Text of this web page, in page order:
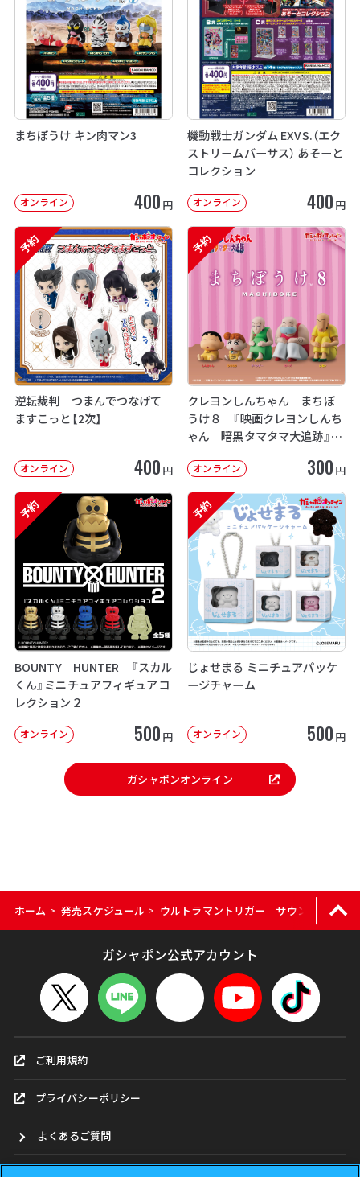
まちぼうけ キン肉マン3
オンライン 400 円
機動戦士ガンダム EXVS.（エク
ストリームバーサス） あそーと
コレクション
オンライン 400 円
予約
逆転裁判 つまんでつなげて
ますこっと【2次】
オンライン 400 円
予約
クレヨンしんちゃん まちぼ
うけ８ 『映画クレヨンしんち
ゃん 暗黒タマタマ大追跡』【2
オンライン 300 円
予約
BOUNTY HUNTER 『スカル
くん』ミニチュアフィギュアコ
レクション２
オンライン 500 円
予約
じょせまる ミニチュアパッケ
ージチャーム
オンライン 500 円
ガシャポンオンライン
ホーム > 発売スケジュール > ウルトラマントリガー サウンドGPガッ
ガシャポン公式アカウント
ご利用規約
プライバシーポリシー
よくあるご質問